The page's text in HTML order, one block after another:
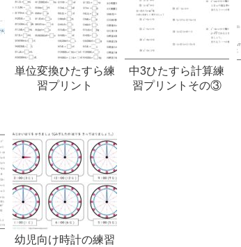
単位変換ひたすら練
習プリント
中3ひたすら計算練
習プリントその③
幼児向け時計の練習